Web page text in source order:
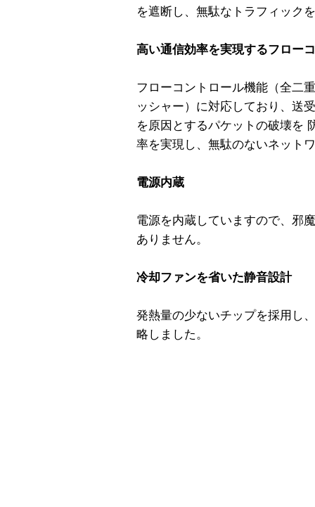
を遮断し、無駄なトラフィック
高い通信効率を実現するフロー
フローコントロール機能（全二
ッシャー）に対応しており、送
を原因とするパケットの破壊を
率を実現し、無駄のないネット
電源内蔵
電源を内蔵していますので、邪
ありません。
冷却ファンを省いた静音設計
発熱量の少ないチップを採用し
略しました。